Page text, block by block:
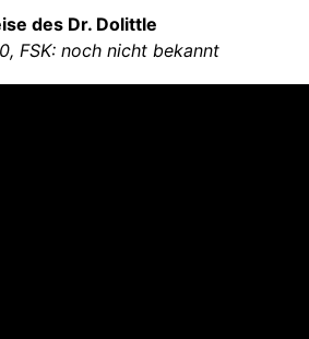
des Dr. Dolittle
FSK: noch nicht bekannt